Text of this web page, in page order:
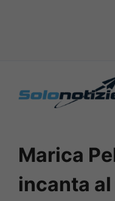
Marica
incanta